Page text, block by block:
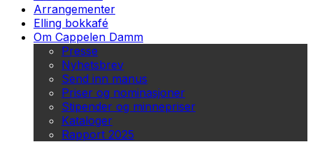
Arrangementer
Elling bokkafé
Om Cappelen Damm
Presse
Nyhetsbrev
Send inn manus
Priser og nominasjoner
Stipender og minnepriser
Kataloger
Rapport 2025